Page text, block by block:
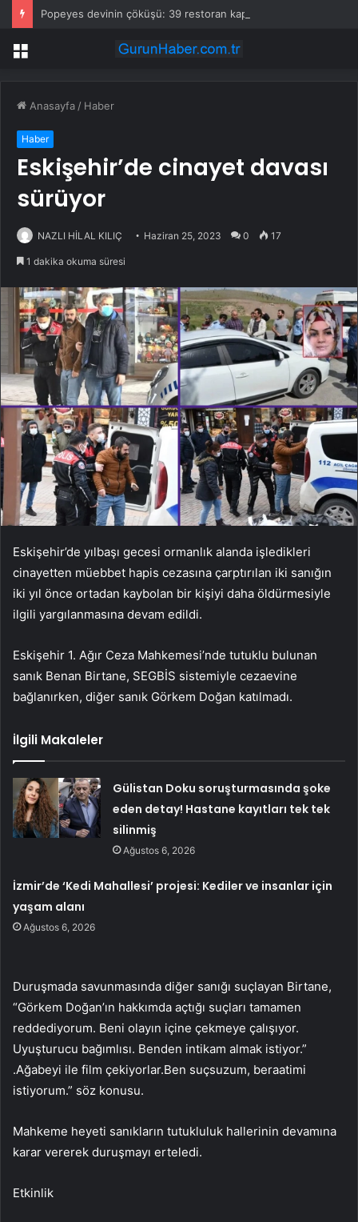
Popeyes devinin çöküşü: 39 restoran kapandı, 23’ü satıldı
Menü
Anasayfa / Haber
Haber
Eskişehir’de cinayet davası
sürüyor
NAZLI HİLAL KILIÇ Haziran 25, 2023 0 17
1 dakika okuma süresi
Eskişehir’de yılbaşı gecesi ormanlık alanda işledikleri
cinayetten müebbet hapis cezasına çarptırılan iki sanığın
iki yıl önce ortadan kaybolan bir kişiyi daha öldürmesiyle
ilgili yargılanmasına devam edildi.
Eskişehir 1. Ağır Ceza Mahkemesi’nde tutuklu bulunan
sanık Benan Birtane, SEGBİS sistemiyle cezaevine
bağlanırken, diğer sanık Görkem Doğan katılmadı.
İlgili Makaleler
Gülistan Doku soruşturmasında şoke
eden detay! Hastane kayıtları tek tek
silinmiş
Ağustos 6, 2026
İzmir’de ‘Kedi Mahallesi’ projesi: Kediler ve insanlar için
yaşam alanı
Ağustos 6, 2026
Duruşmada savunmasında diğer sanığı suçlayan Birtane,
“Görkem Doğan’ın hakkımda açtığı suçları tamamen
reddediyorum. Beni olayın içine çekmeye çalışıyor.
Uyuşturucu bağımlısı. Benden intikam almak istiyor.”
.Ağabeyi ile film çekiyorlar.Ben suçsuzum, beraatimi
istiyorum.” söz konusu.
Mahkeme heyeti sanıkların tutukluluk hallerinin devamına
karar vererek duruşmayı erteledi.
Etkinlik